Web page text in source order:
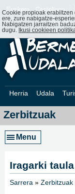
Euskera Castellano
Web
Herria Udala
Zerbitzuak
Menu
Iragarki taula
Sarrera » Zerbitzuak
Cookie propioak
ere, zure nabigatze-
Nabigatzen jarraitzen
dugu.
Ikusi cookieen